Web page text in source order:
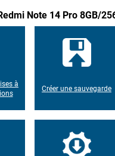
Note 14 Pro 8GB/
à
Créer une sauvegarde